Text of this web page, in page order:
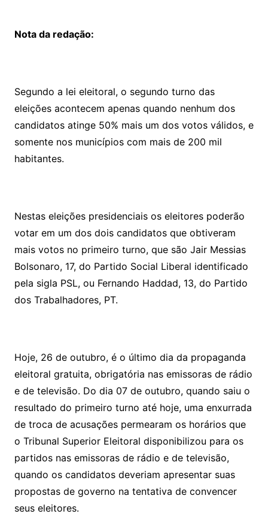
Nota da redação:
Segundo a lei eleitoral, o segundo turno das
eleições acontecem apenas quando nenhum dos
candidatos atinge 50% mais um dos votos válidos, e
somente nos municípios com mais de 200 mil
habitantes.
Nestas eleições presidenciais os eleitores poderão
votar em um dos dois candidatos que obtiveram
mais votos no primeiro turno, que são Jair Messias
Bolsonaro, 17, do Partido Social Liberal identificado
pela sigla PSL, ou Fernando Haddad, 13, do Partido
dos Trabalhadores, PT.
Hoje, 26 de outubro, é o último dia da propaganda
eleitoral gratuita, obrigatória nas emissoras de rádio
e de televisão. Do dia 07 de outubro, quando saiu o
resultado do primeiro turno até hoje, uma enxurrada
de troca de acusações permearam os horários que
o Tribunal Superior Eleitoral disponibilizou para os
partidos nas emissoras de rádio e de televisão,
quando os candidatos deveriam apresentar suas
propostas de governo na tentativa de convencer
seus eleitores.